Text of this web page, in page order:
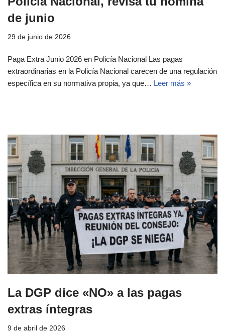
de junio
29 de junio de 2026
Paga Extra Junio 2026 en Policía Nacional Las pagas
extraordinarias en la Policía Nacional carecen de una regulación
específica en su normativa propia, ya que… Leer más »
La DGP dice «NO» a las pagas
extras íntegras
9 de abril de 2026